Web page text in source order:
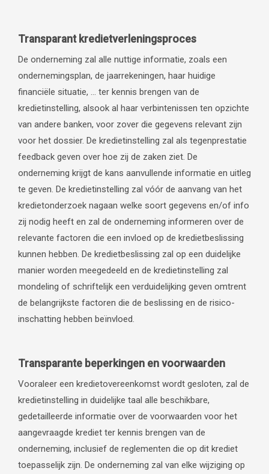
Transparant kredietverleningsproces
De onderneming zal alle nuttige informatie, zoals een
ondernemingsplan, de jaarrekeningen, haar huidige
financiële situatie, … ter kennis brengen van de
kredietinstelling, alsook al haar verbintenissen ten opzichte
van andere banken, voor zover die gegevens relevant zijn
voor het dossier. De kredietinstelling zal als tegenprestatie
feedback geven over hoe zij de zaken ziet. De
onderneming krijgt de kans aanvullende informatie en uitleg
te geven. De kredietinstelling zal vóór de aanvang van het
kredietonderzoek nagaan welke soort gegevens en/of info
zij nodig heeft en zal de onderneming informeren over de
relevante factoren die een invloed op de kredietbeslissing
kunnen hebben. De kredietbeslissing zal op een duidelijke
manier worden meegedeeld en de kredietinstelling zal
mondeling of schriftelijk een verduidelijking geven omtrent
de belangrijkste factoren die de beslissing en de risico-
inschatting hebben beïnvloed.
Transparante beperkingen en voorwaarden
Vooraleer een kredietovereenkomst wordt gesloten, zal de
kredietinstelling in duidelijke taal alle beschikbare,
gedetailleerde informatie over de voorwaarden voor het
aangevraagde krediet ter kennis brengen van de
onderneming, inclusief de reglementen die op dit krediet
toepasselijk zijn. De onderneming zal van elke wijziging op